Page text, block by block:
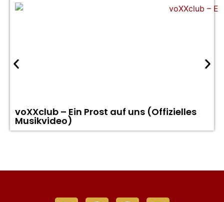
voXXclub – Ein Prost auf uns (Offizielles
Musikvideo)